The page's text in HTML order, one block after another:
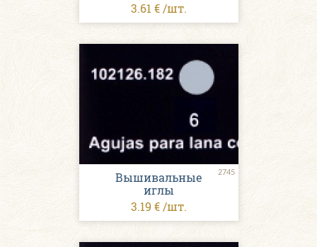
3.61 € /шт.
2745
Вышивальные
иглы
3.19 € /шт.